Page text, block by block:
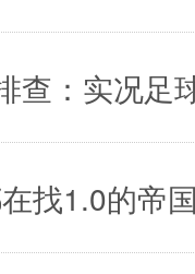
查：实况足
找1.0的帝